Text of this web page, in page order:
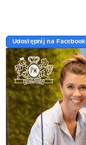
Udostępnij na Facebook